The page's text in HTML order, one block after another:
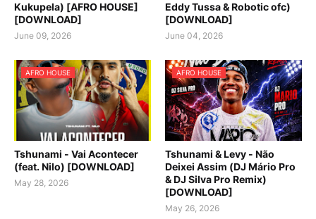
Kukupela) [AFRO HOUSE]
[DOWNLOAD]
June 09, 2026
Eddy Tussa & Robotic ofc)
[DOWNLOAD]
June 04, 2026
AFRO HOUSE
Tshunami - Vai Acontecer
(feat. Nilo) [DOWNLOAD]
May 28, 2026
AFRO HOUSE
Tshunami & Levy - Não
Deixei Assim (DJ Mário Pro
& DJ Silva Pro Remix)
[DOWNLOAD]
May 26, 2026